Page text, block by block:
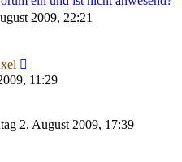
2009, 22:21
11:29
2. August 2009, 17:39